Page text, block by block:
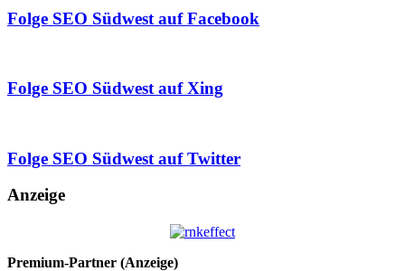
Folge SEO Südwest auf Facebook
Folge SEO Südwest auf Xing
Folge SEO Südwest auf Twitter
Anzeige
Premium-Partner (Anzeige)